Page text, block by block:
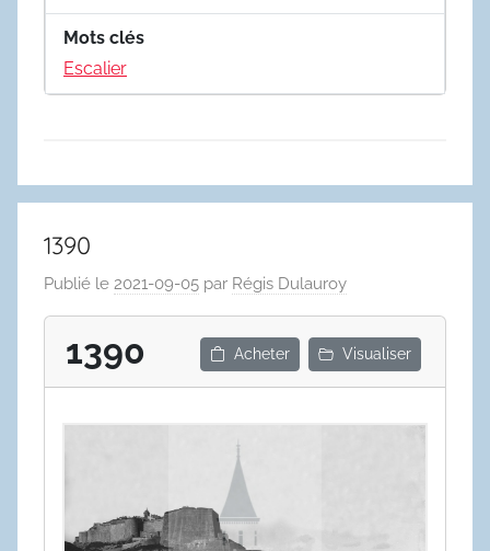
Mots clés
Escalier
1390
Publié le 2021-09-05 par Régis Dulauroy
1390 Acheter Visualiser